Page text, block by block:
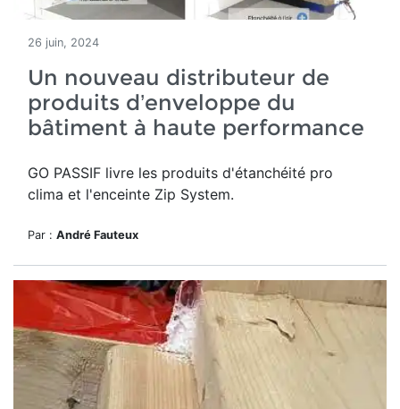
26 juin, 2024
Un nouveau distributeur de
produits d’enveloppe du
bâtiment à haute performance
GO PASSIF livre les produits d'étanchéité pro
clima et l'enceinte Zip System.
Par : André Fauteux